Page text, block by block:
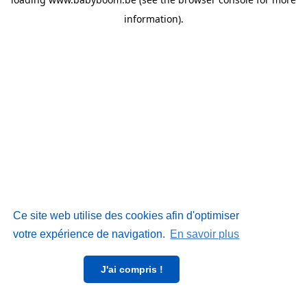
Ce site web utilise des cookies afin d'optimiser
votre expérience de navigation. En savoir plus
J'ai compris !
information).